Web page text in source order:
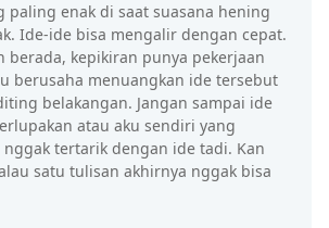
paling enak di saat suasana hening
Ide-ide bisa mengalir dengan cepat.
berada, kepikiran punya pekerjaan
berusaha menuangkan ide tersebut
belakangan. Jangan sampai ide
atau aku sendiri yang
tertarik dengan ide tadi. Kan
satu tulisan akhirnya nggak bisa